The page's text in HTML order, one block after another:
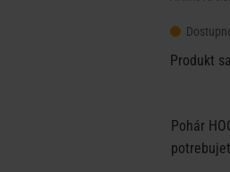
Produkt
Pohár